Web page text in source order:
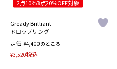
2点10％3点20％OFF対象
Gready Brilliant
ドロップリング
定価 ¥4,400のところ
¥3,520税込